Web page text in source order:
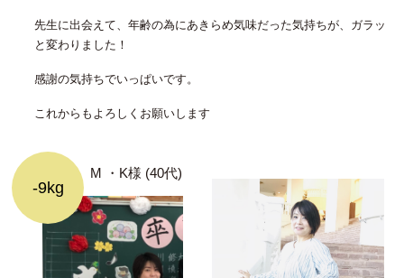
先生に出会えて、年齢の為にあきらめ気味だった気持ちが、ガラッ
と変わりました！
感謝の気持ちでいっぱいです。
これからもよろしくお願いします
M ・K様 (40代)
-9kg